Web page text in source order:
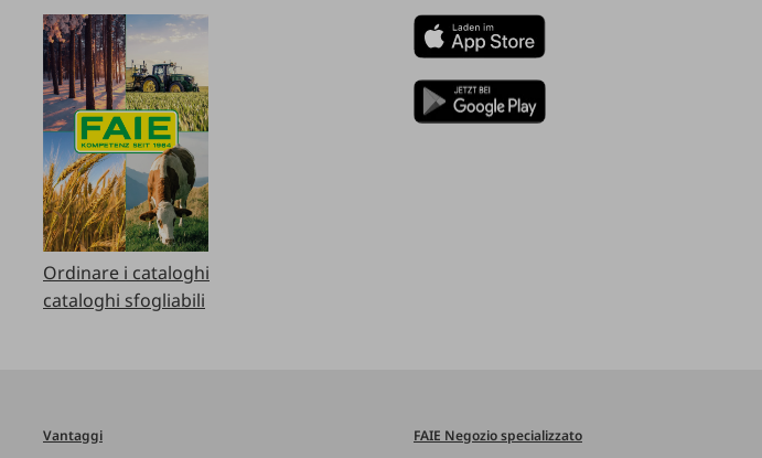
Ordinare i cataloghi
cataloghi sfogliabili
Vantaggi FAIE Negozio specializzato